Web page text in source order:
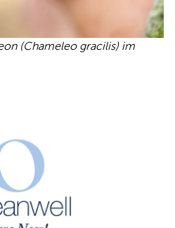
(Chameleo gracilis) im